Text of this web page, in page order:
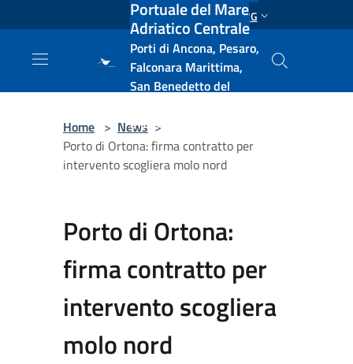
Salta al contenuto principale ENG
Portuale del Mare
Adriatico Centrale
Porti di Ancona, Pesaro,
Falconara Marittima,
San Benedetto del
e Vasto
Home > News >
Porto di Ortona: firma contratto per
intervento scogliera molo nord
Porto di Ortona:
firma contratto per
intervento scogliera
molo nord